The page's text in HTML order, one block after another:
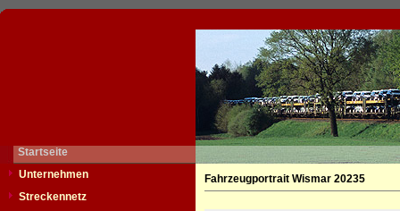
Startseite
Unternehmen
Streckennetz
Fahrzeugportrait Wismar 20235